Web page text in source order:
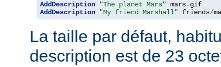
AddDescription "The planet Mars" mars.
AddDescription
"My friend Marshall" friends/
La taille par défaut,
description est de 23